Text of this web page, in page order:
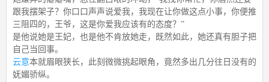
跟我摆架子？你口口声声说爱我，我现在让你做这点小事，你便推
三阻四的，王爷，这是你爱我应该有的态度？”
是他说她是王妃，也是他不肯放她走，既然如此，她还真有胆子把
自己当回事。
云意本就眉眼狭长，此刻微微挑起眼角，竟然多出几分往日没有的
妩媚骄纵。